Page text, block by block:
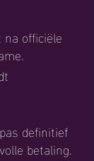
officiële
definitief
betaling.